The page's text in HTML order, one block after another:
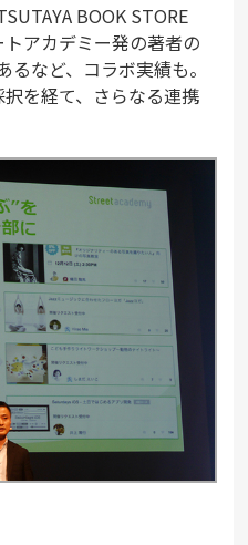
BOOK STORE
アカデミー発の著者の
など、コラボ実績も。
を経て、さらなる連携